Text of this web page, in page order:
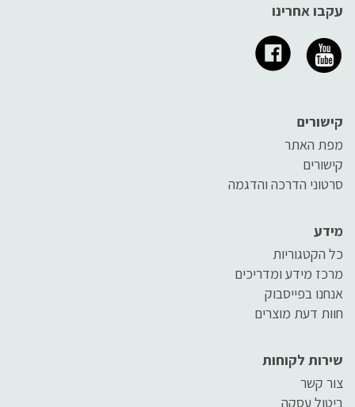
עקבו אחרינו
קישורים
מפת האתר
קישורים
סרטוני הדרכה והדגמה
מידע
כל הקטגוריות
מרכז מידע ומדריכים
אנחנו בפייסבוק
חוות דעת מוצרים
שירות לקוחות
צור קשר
ביטול עסקה